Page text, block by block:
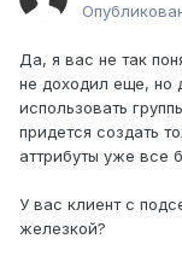
Да, я вас не так
не доходил еще, но
использовать
придется создать
аттрибуты уже все
У вас клиент с
железкой?